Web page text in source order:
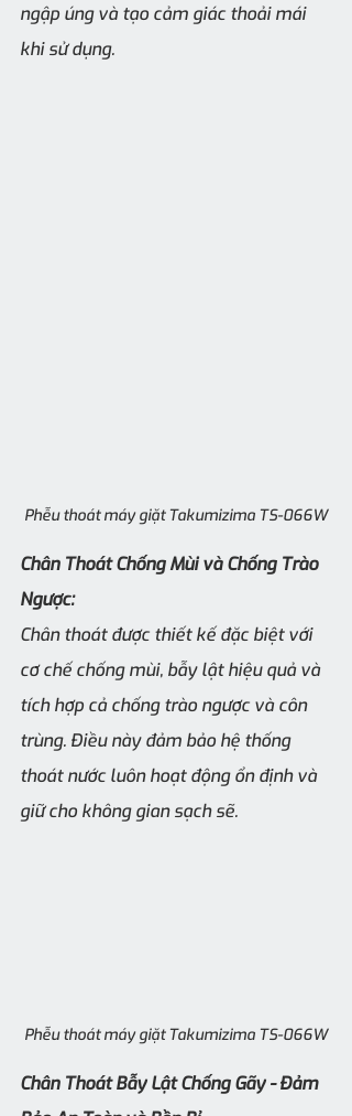
ngập úng và tạo cảm giác thoải mái
khi sử dụng.
Phễu thoát máy giặt Takumizima TS-066W
Chân Thoát Chống Mùi và Chống Trào
Ngược:
Chân thoát được thiết kế đặc biệt với
cơ chế chống mùi, bẫy lật hiệu quả và
tích hợp cả chống trào ngược và côn
trùng. Điều này đảm bảo hệ thống
thoát nước luôn hoạt động ổn định và
giữ cho không gian sạch sẽ.
Phễu thoát máy giặt Takumizima TS-066W
Chân Thoát Bẫy Lật Chống Gãy - Đảm